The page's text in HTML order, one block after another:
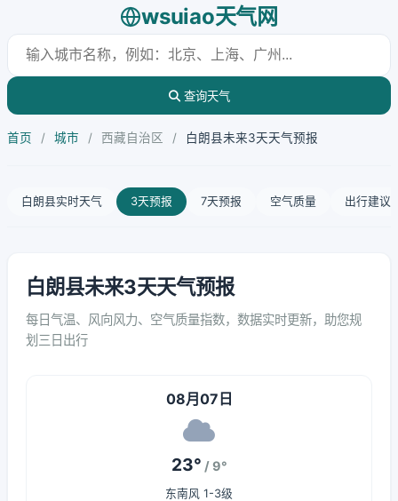
wsuiao天气网
查询天气
首页 / 城市 / 西藏自治区 / 白朗县未来3天天气预报
白朗县实时天气 3天预报 7天预报 空气质量 出行建议
白朗县未来3天天气预报
每日气温、风向风力、空气质量指数，数据实时更新，助您规
划三日出行
08月07日
23° / 9°
东南风 1-3级